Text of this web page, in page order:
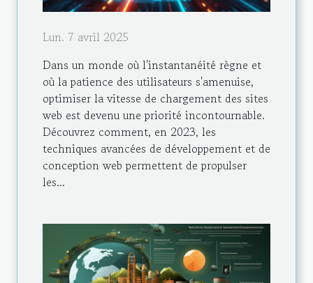
Lun. 7 avril 2025
Dans un monde où l'instantanéité règne et
où la patience des utilisateurs s'amenuise,
optimiser la vitesse de chargement des sites
web est devenu une priorité incontournable.
Découvrez comment, en 2023, les
techniques avancées de développement et de
conception web permettent de propulser
les...